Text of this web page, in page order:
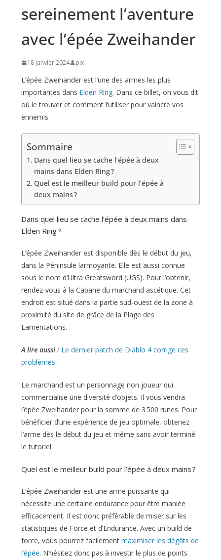
sereinement l’aventure
avec l’épée Zweihander
18 janvier 2024 pix
L’épée Zweihander est l’une des armes les plus
importantes dans Elden Ring. Dans ce billet, on vous dit
où le trouver et comment l’utiliser pour vaincre vos
ennemis.
Sommaire
Dans quel lieu se cache l’épée à deux
mains dans Elden Ring ?
Quel est le meilleur build pour l’épée à
deux mains ?
Dans quel lieu se cache l’épée à deux mains dans
Elden Ring ?
L’épée Zweihander est disponible dès le début du jeu,
dans la Péninsule larmoyante. Elle est aussi connue
sous le nom d’Ultra Greatsword (UGS). Pour l’obtenir,
rendez-vous à la Cabane du marchand ascétique. Cet
endroit est situé dans la partie sud-ouest de la zone à
proximité du site de grâce de la Plage des
Lamentations.
A lire aussi : Le dernier patch de Diablo 4 corrige ces
problèmes
Le marchand est un personnage non joueur qui
commercialise une diversité d’objets. Il vous vendra
l’épée Zweihander pour la somme de 3 500 runes. Pour
bénéficier d’une expérience de jeu optimale, obtenez
l’arme dès le début du jeu et même sans avoir terminé
le tutoriel.
Quel est le meilleur build pour l’épée à deux mains ?
L’épée Zweihander est une arme puissante qui
nécessite une certaine endurance pour être maniée
efficacement. Il est donc préférable de miser sur les
statistiques de Force et d’Endurance. Avec un build de
force, vous pourrez facilement maximiser les dégâts de
l’épée. N’hésitez donc pas à investir le plus de points